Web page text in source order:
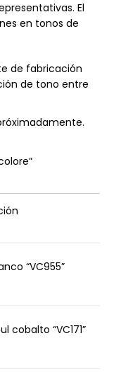
El
en tonos de
de fabricación
de tono entre
“VC955”
cobalto “VC171”